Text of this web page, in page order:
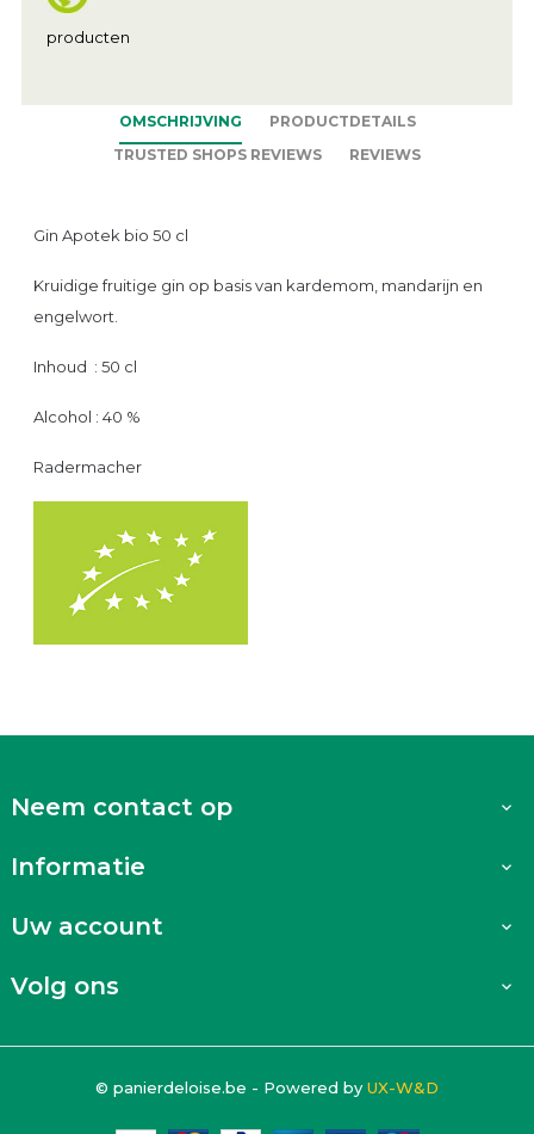
producten
OMSCHRIJVING
PRODUCTDETAILS
TRUSTED SHOPS REVIEWS
REVIEWS
Gin Apotek bio 50 cl
Kruidige fruitige gin op basis van kardemom, mandarijn en
engelwort.
Inhoud : 50 cl
Alcohol : 40 %
Radermacher
Neem contact op 
Informatie 
Uw account 
Volg ons 
© panierdeloise.be - Powered by UX-W&D